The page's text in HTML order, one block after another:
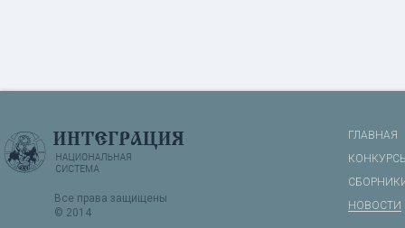
Все права защищены
© 2014
ГЛАВНАЯ
НОВОСТИ